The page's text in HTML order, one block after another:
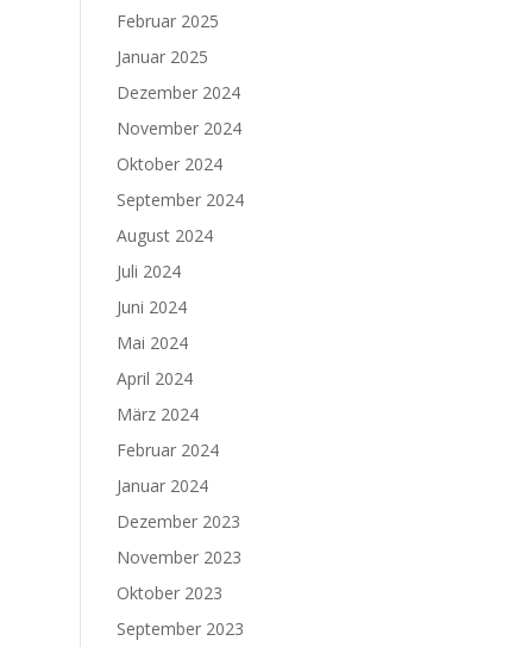
Februar 2025
Januar 2025
Dezember 2024
November 2024
Oktober 2024
September 2024
August 2024
Juli 2024
Juni 2024
Mai 2024
April 2024
März 2024
Februar 2024
Januar 2024
Dezember 2023
November 2023
Oktober 2023
September 2023